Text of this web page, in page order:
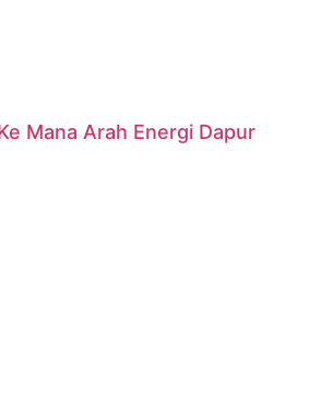
Mana Arah Energi Dapur